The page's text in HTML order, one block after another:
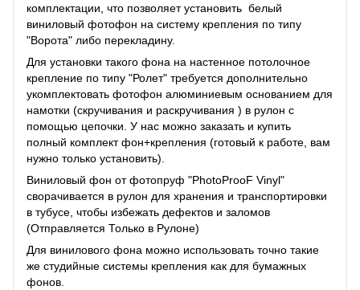
комплектации, что позволяет установить белый
виниловый фотофон на систему крепления по типу
"Ворота" либо перекладину.
Для установки такого фона на настенное потолочное
крепление по типу "Ролет" требуется дополнительно
укомплектовать фотофон алюминиевым основанием для
намотки (скручивания и раскручивания ) в рулон с
помощью цепочки. У нас можно заказать и купить
полный комплект фон+крепления (готовый к работе, вам
нужно только установить).
Виниловый фон от фотопруф "PhotoProoF Vinyl"
сворачивается в рулон для хранения и транспортировки
в тубусе, чтобы избежать дефектов и заломов
(Отправляется Только в Рулоне)
Для винилового фона можно использовать точно такие
же студийные системы крепления как для бумажных
фонов.